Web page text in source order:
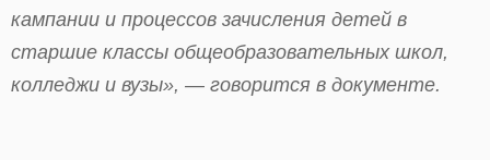
кампании и процессов зачисления детей в
старшие классы общеобразовательных школ,
колледжи и вузы», — говорится в документе.